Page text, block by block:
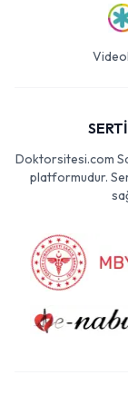
Doktorsitesi.com
platformudur.